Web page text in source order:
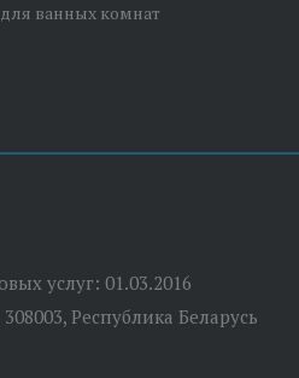
ванных комнат
услуг: 01.03.2016
Республика Беларусь